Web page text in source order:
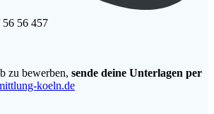
56 457
zu bewerben, sende deine Unterlagen per
koeln.de